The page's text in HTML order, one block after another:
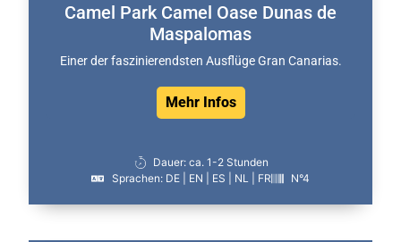
Camel Park Camel Oase Dunas de
Maspalomas
Einer der faszinierendsten Ausflüge Gran Canarias.
Mehr Infos
Dauer: ca. 1-2 Stunden
Sprachen: DE | EN | ES | NL | FR
N°4